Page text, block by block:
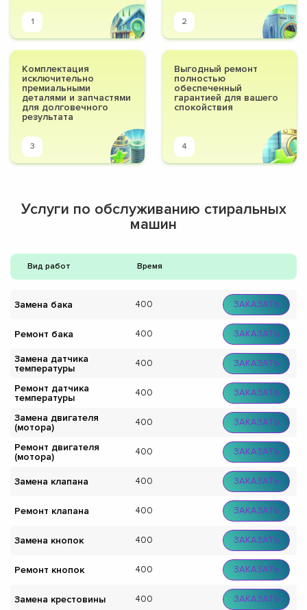
1 2
Комплектация
исключительно
премиальными
деталями и запчастями
для долговечного
результата
3
Выгодный ремонт
полностью
обеспеченный
гарантией для вашего
спокойствия
4
Услуги по обслуживанию стиральных
машин
Вид работ Время
Замена бака 400 ЗАКАЗАТЬ
Ремонт бака 400 ЗАКАЗАТЬ
Замена датчика
температуры
400 ЗАКАЗАТЬ
Ремонт датчика
температуры
400 ЗАКАЗАТЬ
Замена двигателя
(мотора)
400 ЗАКАЗАТЬ
Ремонт двигателя
(мотора)
400 ЗАКАЗАТЬ
Замена клапана 400 ЗАКАЗАТЬ
Ремонт клапана 400 ЗАКАЗАТЬ
Замена кнопок 400 ЗАКАЗАТЬ
Ремонт кнопок 400 ЗАКАЗАТЬ
Замена крестовины 400 ЗАКАЗАТЬ